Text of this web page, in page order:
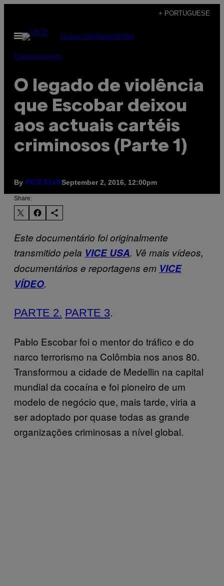
content
+ PORTUGUESE
Open
Menu
SubscribeNewsletter
Entretenimento
O legado de violência
que Escobar deixou
aos actuais cartéis
criminosos (Parte 1)
By VICE StaffSeptember 2, 2016, 12:00pm
Share:
Este documentário foi originalmente
transmitido pela VICE USA. Vê mais vídeos,
documentários e reportagens em VICE
VÍDEO.
PARTE 2. PARTE 3.
Pablo Escobar foi o mentor do tráfico e do
narco terrorismo na Colômbia nos anos 80.
Transformou a cidade de Medellin na capital
mundial da cocaína e foi pioneiro de um
modelo de negócio que, mais tarde, viria a
ser adoptado por quase todas as grande
organizações criminosas a nível global.